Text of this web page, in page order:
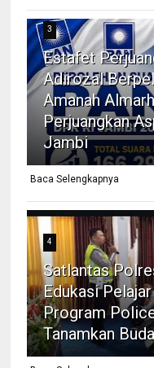
3
Estafet
Adirozal
Amanah
Perjuangkan
Jambi
Baca Selengkapnya
4
Satlantas
Edukasi
Program
Tanamkan